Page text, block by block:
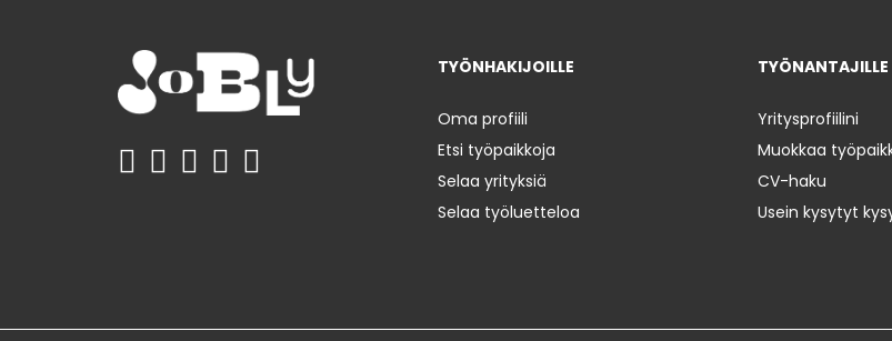
TYÖNHAKIJOILLE
Oma profiili
Etsi työpaikkoja
Selaa yrityksiä
Selaa työluetteloa
TYÖNANTAJILLE
Yritysprofiilini
Muokkaa
CV-haku
Usein kysytyt